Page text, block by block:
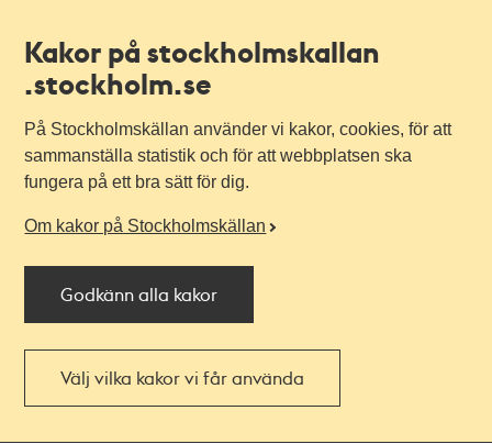
Kakor på stockholmskallan
.stockholm.se
På Stockholmskällan använder vi kakor, cookies, för att
sammanställa statistik och för att webbplatsen ska
fungera på ett bra sätt för dig.
Om kakor på Stockholmskällan
Godkänn alla kakor
Välj vilka kakor vi får använda